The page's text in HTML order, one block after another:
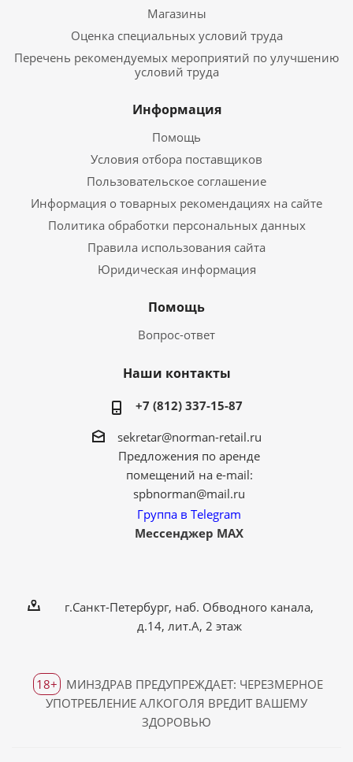
Магазины
Оценка специальных условий труда
Перечень рекомендуемых мероприятий по улучшению
условий труда
Информация
Помощь
Условия отбора поставщиков
Пользовательское соглашение
Информация о товарных рекомендациях на сайте
Политика обработки персональных данных
Правила использования сайта
Юридическая информация
Помощь
Вопрос-ответ
Наши контакты
+7 (812) 337-15-87
sekretar@norman-retail.ru
Предложения по аренде
помещений на e-mail:
spbnorman@mail.ru
Группа в Telegram
Мессенджер MAX
г.Санкт-Петербург, наб. Обводного канала,
д.14, лит.А, 2 этаж
18+
МИНЗДРАВ ПРЕДУПРЕЖДАЕТ: ЧЕРЕЗМЕРНОЕ
УПОТРЕБЛЕНИЕ АЛКОГОЛЯ ВРЕДИТ ВАШЕМУ
ЗДОРОВЬЮ